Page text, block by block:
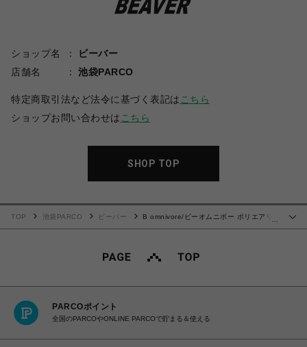
ショップ名
ビーバー
店舗名
池袋PARCO
特定商取引法など法令に基づく表記は こちら
ショップお問い合わせは こちら
SHOP TOP
TOP 池袋PARCO ビーバー
B omnivore/ビーオムニボー ポリエアリ
PARCOポイント
全国のPARCOやONLINE PARCOで貯まる＆使える